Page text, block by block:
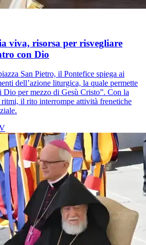
viva, risorsa per risvegliare
con Dio
San Pietro, il Pontefice spiega ai
dell’azione liturgica, la quale permette
Dio per mezzo di Gesù Cristo”. Con la
ritmi, il rito interrompe attività frenetiche